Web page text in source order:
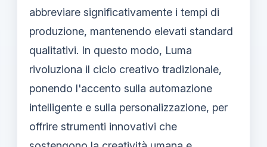
abbreviare significativamente i tempi di
produzione, mantenendo elevati standard
qualitativi. In questo modo, Luma
rivoluziona il ciclo creativo tradizionale,
ponendo l'accento sulla automazione
intelligente e sulla personalizzazione, per
offrire strumenti innovativi che